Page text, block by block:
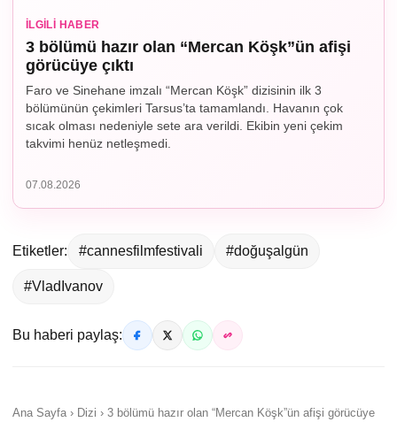
İLGILI HABER
3 bölümü hazır olan “Mercan Köşk”ün afişi
görücüye çıktı
Faro ve Sinehane imzalı “Mercan Köşk” dizisinin ilk 3
bölümünün çekimleri Tarsus’ta tamamlandı. Havanın çok
sıcak olması nedeniyle sete ara verildi. Ekibin yeni çekim
takvimi henüz netleşmedi.
07.08.2026
Etiketler: #cannesfilmfestivali #doğuşalgün
#VladIvanov
Bu haberi paylaş:
Ana Sayfa › Dizi › 3 bölümü hazır olan “Mercan Köşk”ün afişi görücüye